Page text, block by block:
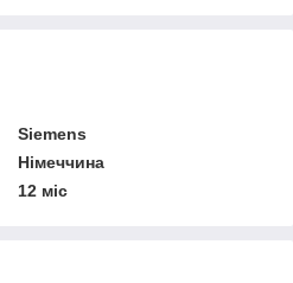
Siemens
Німеччина
12 міс